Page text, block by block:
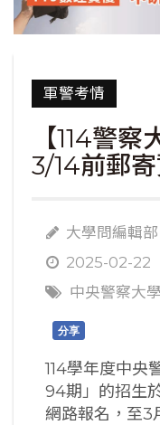
軍警考情
【114警
3/14前郵
大學問編輯部
2025-02-22
中央警察大學
分享
114學年度中央
94期」的招生
網路報名，至3